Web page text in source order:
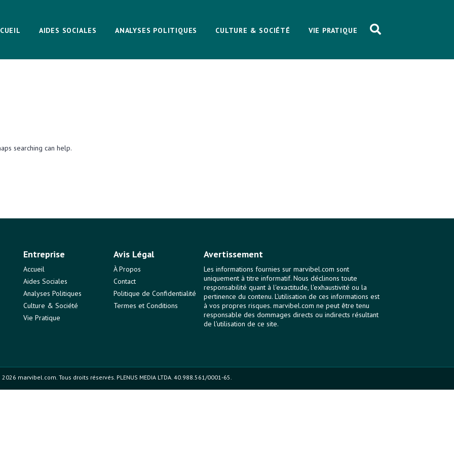
AIDES SOCIALES ANALYSES POLITIQUES CULTURE & SOCIÉTÉ VIE PRATIQUE
searching can help.
Entreprise
Accueil
Aides Sociales
Analyses Politiques
Culture & Société
Vie Pratique
Avis Légal
À Propos
Contact
Politique de Confidentialité
Termes et Conditions
Avertissement
Les informations fournies sur marvibel.com sont
uniquement à titre informatif. Nous déclinons toute
responsabilité quant à l'exactitude, l'exhaustivité ou la
pertinence du contenu. L'utilisation de ces informations est
à vos propres risques. marvibel.com ne peut être tenu
responsable des dommages directs ou indirects résultant
de l'utilisation de ce site.
marvibel.com. Tous droits réservés. PLENUS MEDIA LTDA. 40.988.561/0001-65.